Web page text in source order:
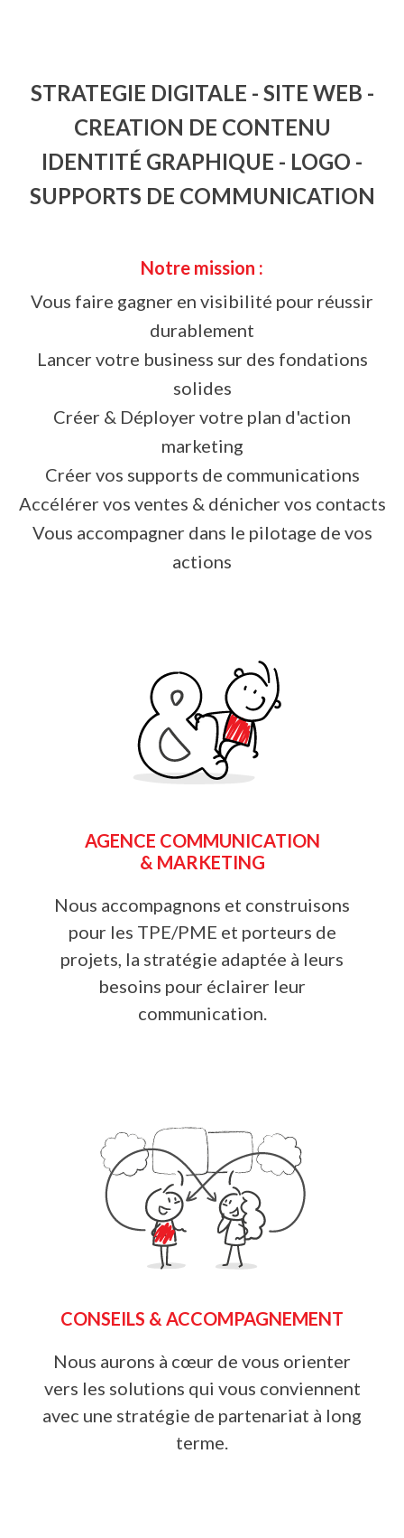
STRATEGIE DIGITALE - SITE WEB -
CREATION DE CONTENU
IDENTITÉ GRAPHIQUE - LOGO -
SUPPORTS DE COMMUNICATION
Notre mission :
Vous faire gagner en visibilité pour réussir
durablement
Lancer votre business sur des fondations
solides
Créer & Déployer votre plan d'action
marketing
Créer vos supports de communications
Accélérer vos ventes & dénicher vos contacts
Vous accompagner dans le pilotage de vos
actions
AGENCE COMMUNICATION
& MARKETING
Nous accompagnons et construisons
pour les TPE/PME et porteurs de
projets, la stratégie adaptée à leurs
besoins pour éclairer leur
communication.
CONSEILS & ACCOMPAGNEMENT
Nous aurons à cœur de vous orienter
vers les solutions qui vous conviennent
avec une stratégie de partenariat à long
terme.